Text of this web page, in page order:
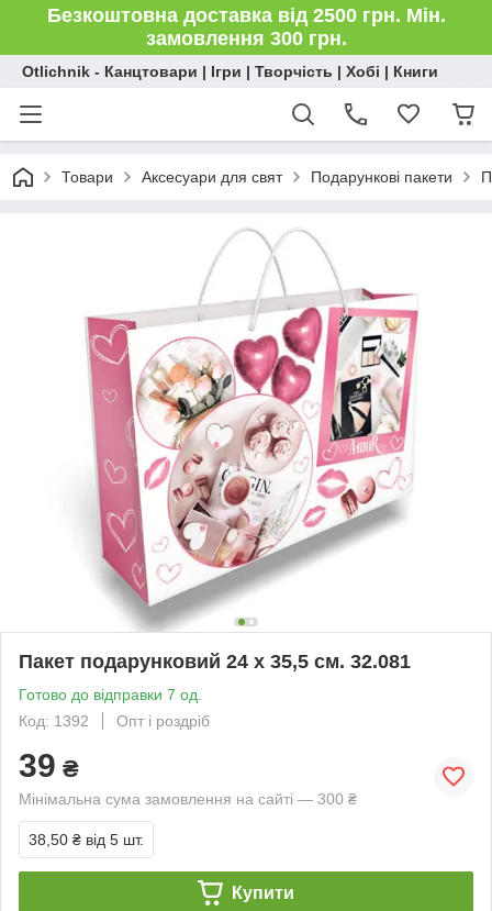
Безкоштовна доставка від 2500 грн. Мін.
замовлення 300 грн.
Otlichnik - Канцтовари | Ігри | Творчість | Хобі | Книги
Товари Аксесуари для свят Подарункові пакети
Пакет подарунковий 24 х 35,5 см. 32.081
Готово до відправки 7 од.
Код: 1392
Опт і роздріб
39 ₴
Мінімальна сума замовлення на сайті — 300 ₴
38,50 ₴ від 5 шт.
Купити